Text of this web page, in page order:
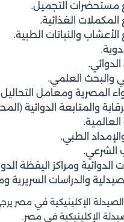
التجميل.
الغذائية.
والنباتات الطبية.
والبحث العلمي.
المصرية ومعامل
والمتابعة الدوائية
الطبي.
ومراكز اليقظة
والدراسات السريرية
الإكلينيكية في مصر
الإكلينيكية فى مصر.